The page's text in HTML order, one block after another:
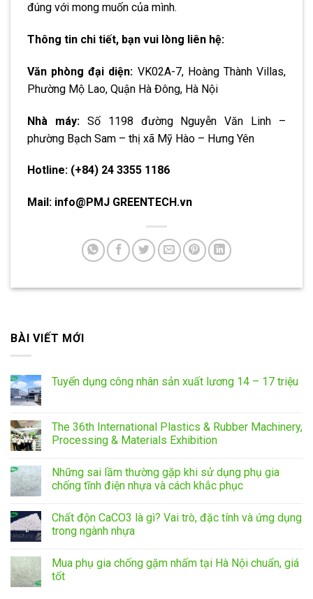
đúng với mong muốn của mình.
Thông tin chi tiết, bạn vui lòng liên hệ:
Văn phòng đại diện: VK02A-7, Hoàng Thành Villas,
Phường Mộ Lao, Quận Hà Đông, Hà Nội
Nhà máy:Số 1198 đường Nguyễn Văn Linh –
phường Bạch Sam – thị xã Mỹ Hào – Hưng Yên
Hotline: (+84) 24 3355 1186
Mail: info@PMJ GREENTECH.vn
BÀI VIẾT MỚI
Tuyển dụng công nhân sản xuất lương 14 – 17 triệu
The 36th International Plastics & Rubber Machinery,
Processing & Materials Exhibition
Những sai lầm thường gặp khi sử dụng phụ gia
chống tĩnh điện nhựa và cách khắc phục
Chất độn CaCO3 là gì? Vai trò, đặc tính và ứng dụng
trong ngành nhựa
Mua phụ gia chống gặm nhấm tại Hà Nội chuẩn, giá
tốt